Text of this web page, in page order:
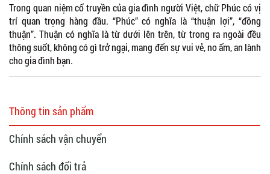
Trong quan niệm cổ truyền của gia đình người Việt, chữ Phúc có vị
trí quan trọng hàng đầu. “Phúc” có nghĩa là “thuận lợi”, “đồng
thuận”. Thuận có nghĩa là từ dưới lên trên, từ trong ra ngoài đều
thông suốt, không có gì trở ngại, mang đến sự vui vẻ, no ấm, an lành
cho gia đình bạn.
Thông tin sản phẩm
Chính sách vận chuyển
Chính sách đổi trả